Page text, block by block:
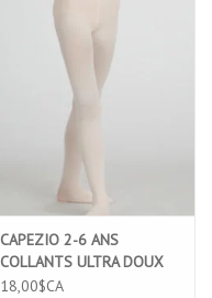
CAPEZIO 2-6 ANS
COLLANTS ULTRA DOUX
CEINTURE ELASTIQUE
18,00$CA